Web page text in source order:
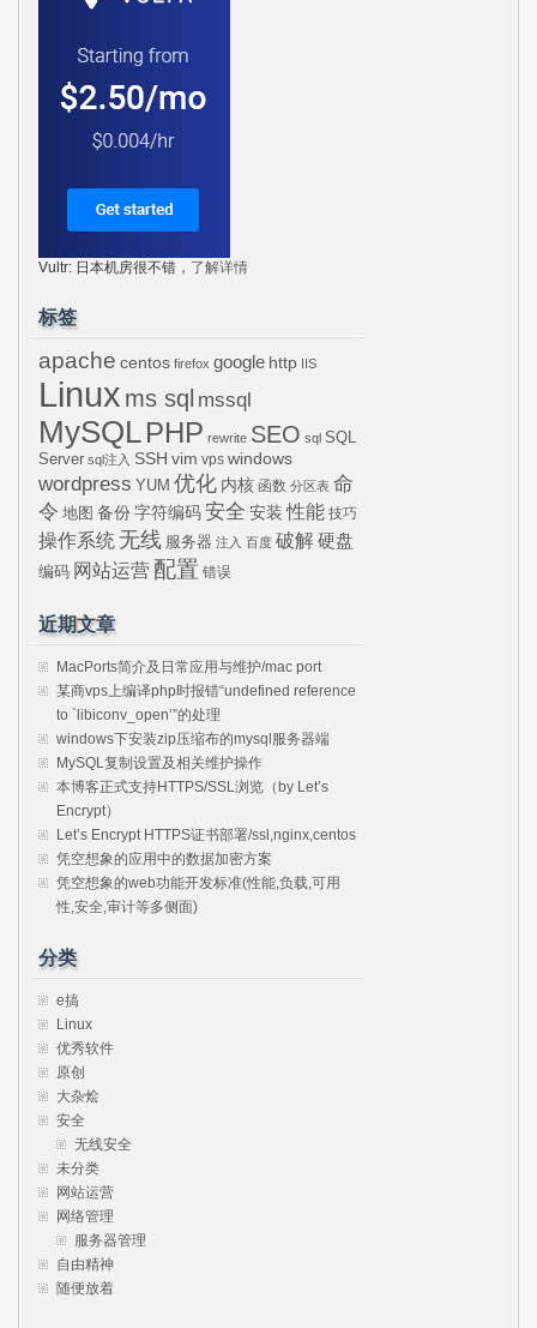
Vultr: 日本机房很不错， 了解详情
标签
apache centos firefox google http IIS
Linux ms sql mssql
MySQLPHP rewrite SEO sql SQL
Server sql注入 SSH vim vps windows
wordpress YUM 优化 内核 函数 分区表 命
令 地图 备份 字符编码 安全 安装 性能 技巧
操作系统 无线 服务器 注入 百度 破解硬盘
编码 网站运营 配置 错误
近期文章
MacPorts简介及日常应用与维护/mac port
某商vps上编译php时报错“undefined reference
to `libiconv_open’”的处理
windows下安装zip压缩布的mysql服务器端
MySQL复制设置及相关维护操作
本博客正式支持HTTPS/SSL浏览（by Let’s
Encrypt）
Let’s Encrypt HTTPS证书部署/ssl,nginx,centos
凭空想象的应用中的数据加密方案
凭空想象的web功能开发标准(性能,负载,可用
性,安全,审计等多侧面)
分类
e搞
Linux
优秀软件
原创
大杂烩
安全
无线安全
未分类
网站运营
网络管理
服务器管理
自由精神
随便放着